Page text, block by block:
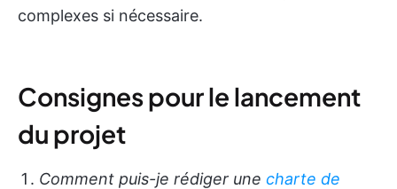
complexes si nécessaire.
Consignes pour le lancement
du projet
Comment puis-je rédiger une charte de